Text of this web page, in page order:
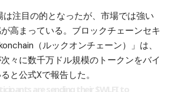
は注目の的となったが、市場では強い
高まっている。ブロックチェーンセキ
（ルックオンチェーン）」は、
々に数千万ドル規模のトークンをバイ
と公式Xで報告した。